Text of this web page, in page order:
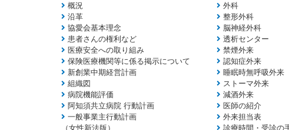
概況
沿革
協愛会基本理念
患者さんの権利など
医療安全への取り組み
保険医療機関等に係る掲示について
新創業中期経営計画
組織図
病院機能評価
阿知須共立病院 行動計画
一般事業主行動計画
（女性新法版）
外科
整形外科
脳神経外科
透析センター
禁煙外来
認知症外来
睡眠時無呼吸外来
ストーマ外来
減酒外来
医師の紹介
外来担当表
診療時間・受診の